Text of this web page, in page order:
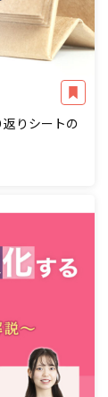
りシートの